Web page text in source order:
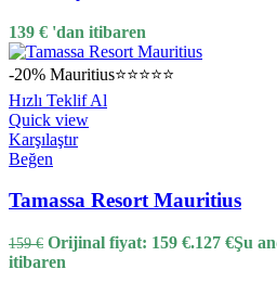
139 € 'dan itibaren
-20% Mauritius⭐⭐⭐⭐⭐
Hızlı Teklif Al
Quick view
Karşılaştır
Beğen
Tamassa Resort Mauritius
159€ Orijinal fiyat: 159 €.127 €Şu
itibaren